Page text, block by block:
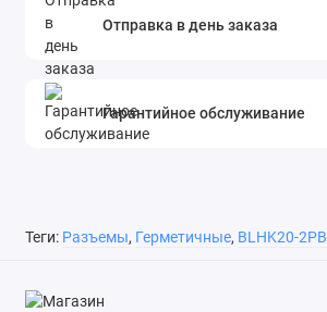
Отправка в день заказа
Гарантийное обслуживание
Теги: Разъемы, Герметичные, BLHK20-2PB